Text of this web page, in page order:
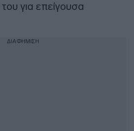
για επείγουσα
ΔΙΑΦΗΜΙΣΗ